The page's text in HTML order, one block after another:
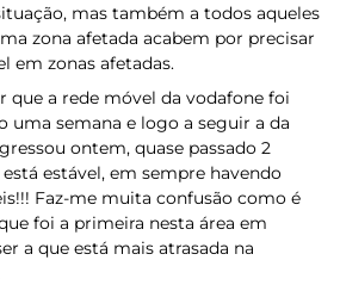
mas também a todos aqueles
zona afetada acabem por precisar
em zonas afetadas.
que a rede móvel da vodafone foi
uma semana e logo a seguir a da
ontem, quase passado 2
estável, em sempre havendo
Faz-me muita confusão como é
foi a primeira nesta área em
a que está mais atrasada na